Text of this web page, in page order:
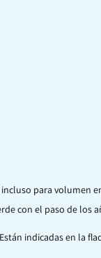
para volumen
con el paso de los
indicadas en la